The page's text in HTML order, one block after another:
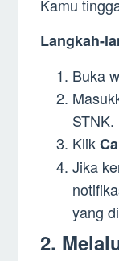
Kamu
Langkah-
Buka
STNK.
Klik
Jika
yang
2.